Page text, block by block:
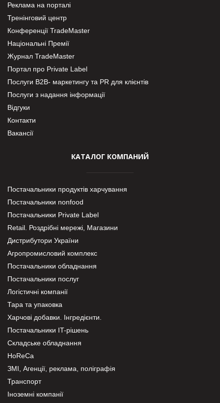
Реклама на порталі
Тренінговий центр
Конференції TradeMaster
Національні Премії
Журнал TradeMaster
Портал про Private Label
Послуги В2В- маркетингу та PR для клієнтів
Послуги з надання інформації
Відгуки
Контакти
Вакансії
КАТАЛОГ КОМПАНИЙ
Постачальники продуктів харчування
Постачальники nonfood
Постачальники Private Label
Retail. Роздрібні мережі, Магазини
Дистрибутори України
Агропромисловий комплекс
Постачальники обладнання
Постачальники послуг
Логістичні компанії
Тара та упаковка
Харчові добавки. Інгредієнти.
Постачальники IT-рішень
Складське обладнання
HoReCa
ЗМІ, Агенції, реклама, поліграфія
Транспорт
Іноземні компанії